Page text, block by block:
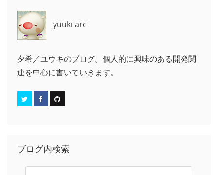
yuuki-arc
夕希／ユウキのブログ。個人的に興味のある開発関
連を中心に書いていきます。
ブログ内検索